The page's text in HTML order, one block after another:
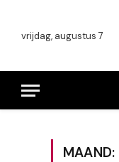
vrijdag, augustus 7
MAAND: